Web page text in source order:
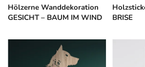
Hölzerne Wanddekoration
GESICHT – BAUM IM WIND
BRISE